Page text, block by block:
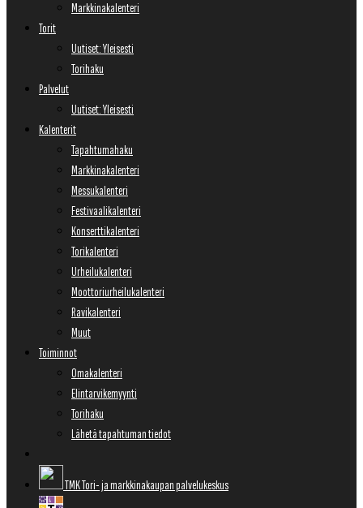
Markkinakalenteri
Torit
Uutiset: Yleisesti
Torihaku
Palvelut
Uutiset: Yleisesti
Kalenterit
Tapahtumahaku
Markkinakalenteri
Messukalenteri
Festivaalikalenteri
Konserttikalenteri
Torikalenteri
Urheilukalenteri
Moottoriurheilukalenteri
Ravikalenteri
Muut
Toiminnot
Omakalenteri
Elintarvikemyynti
Torihaku
Lähetä tapahtuman tiedot
TMK Tori- ja markkinakaupan palvelukeskus